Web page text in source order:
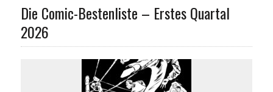
Die Comic-Bestenliste – Erstes Quartal
2026